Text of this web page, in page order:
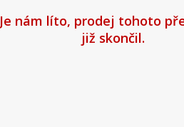
Je nám líto, prodej tohoto
již skončil.